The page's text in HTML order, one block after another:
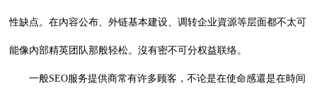
性缺点。在內容公布、外链基本建设、调转企业資源等层面都不太可
能像內部精英团队那般轻松。沒有密不可分权益联络。
一般SEO服务提供商常有许多顾客，不论是在使命感還是在時间